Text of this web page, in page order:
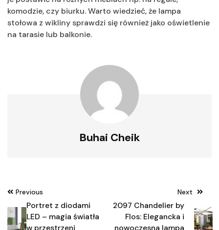
komodzie, czy biurku. Warto wiedzieć, że lampa
stołowa z wikliny sprawdzi się również jako oświetlenie
na tarasie lub balkonie.
Buhai Cheik
Nawigacja
Previous
Portret z diodami
LED – magia światła
w przestrzeni
Next
2097 Chandelier by
Flos: Elegancka i
nowoczesna lampa